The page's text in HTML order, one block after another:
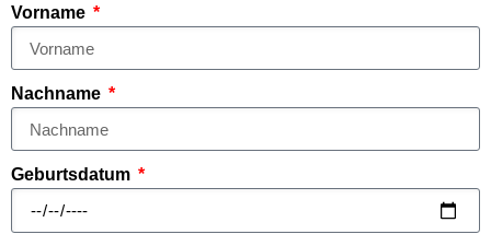
Vorname
Nachname
Geburtsdatum